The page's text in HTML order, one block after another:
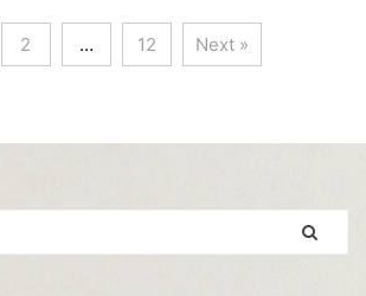
2 … 12 Next »